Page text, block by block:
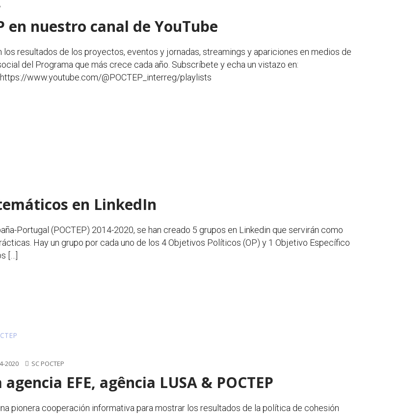
en nuestro canal de YouTube
resultados de los proyectos, eventos y jornadas, streamings y apariciones en medios de
del Programa que más crece cada año. Subscríbete y echa un vistazo en:
www.youtube.com/@POCTEP_interreg/playlists
en LinkedIn
Portugal (POCTEP) 2014-2020, se han creado 5 grupos en Linkedin que servirán como
Hay un grupo por cada uno de los 4 Objetivos Políticos (OP) y 1 Objetivo Específico
[…]
2020 SC POCTEP
EFE, agência LUSA & POCTEP
pionera cooperación informativa para mostrar los resultados de la política de cohesión